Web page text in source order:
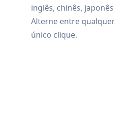
inglês, chinês,
Alterne entre
único clique.